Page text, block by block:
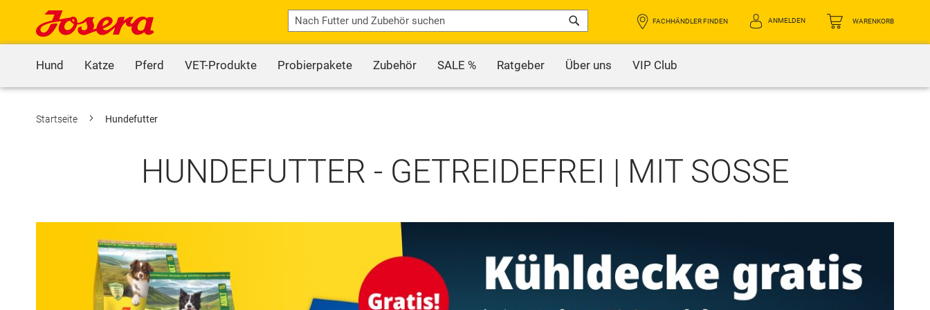
WARENKORB
FACHHÄNDLER FINDEN ANMELDEN
Search
Hund
Katze Pferd VET-Produkte Probierpakete Zubehör SALE % Ratgeber Über uns VIP Club
Startseite Hundefutter
HUNDEFUTTER - GETREIDEFREI | MIT SOSSE